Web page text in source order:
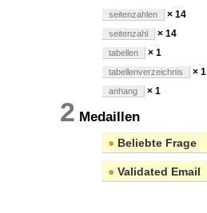
seitenzahlen × 14
seitenzahl × 14
tabellen × 1
tabellenverzeichnis × 1
anhang × 1
2 Medaillen
● Beliebte Frage
● Validated Email